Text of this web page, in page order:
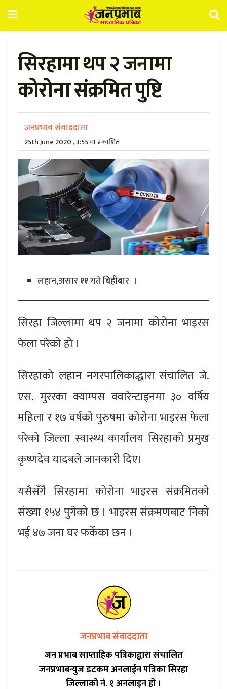
सिरहामा थप २ जनामा
कोरोना संक्रमित पुष्टि
जनप्रभाव संवाददाता
25th June 2020 , 3:55 मा प्रकाशित
लहान,असार ११ गते बिहीबार ।
सिरहा जिल्लामा थप २ जनामा कोरोना भाइरस
फेला परेको हो ।
सिरहाको लहान नगरपालिकाद्धारा संचालित जे.
एस. मुररका क्याम्पस क्वारेन्टाइनमा ३० वर्षिय
महिला र १७ वर्षको पुरुषमा कोरोना भाइरस फेला
परेको जिल्ला स्वास्थ्य कार्यालय सिरहाको प्रमुख
कृष्णदेव यादबले जानकारी दिए।
यसैसँगै सिरहामा कोरोना भाइरस संक्रमितको
संख्या १५४ पुगेको छ । भाइरस संक्रमणबाट निको
भई ४७ जना घर फर्केका छन ।
जनप्रभाव संवाददाता
जन प्रभाब साप्ताहिक पत्रिकाद्वारा संचालित
जनप्रभाबन्युज डटकम अनलाईन पत्रिका सिरहा
जिल्लाको नं. १ अनलाइन हो ।